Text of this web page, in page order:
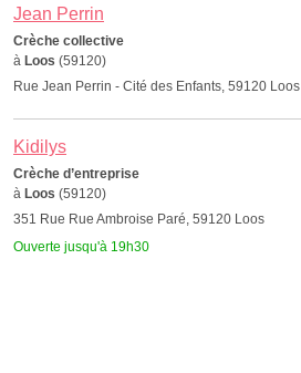
Jean Perrin
Crèche collective
à Loos (59120)
Rue Jean Perrin - Cité des Enfants, 59120 Loos
Kidilys
Crèche d’entreprise
à Loos (59120)
351 Rue Rue Ambroise Paré, 59120 Loos
Ouverte jusqu'à 19h30